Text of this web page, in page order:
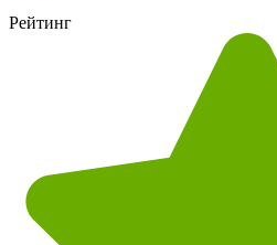
Рейтинг